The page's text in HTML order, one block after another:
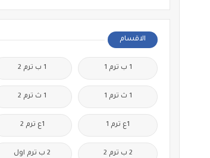
الاقسام
1 ب ترم 1 1 ب ترم 2
1 ث ترم 1 1 ث ترم 2
1ع ترم 1 1ع ترم 2
2 ب ترم 2 2 ب ترم اول